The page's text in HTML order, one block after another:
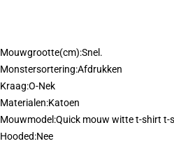
Mouwgrootte(cm):Snel.
Monstersortering:Afdrukken
Kraag:O-Nek
Materialen:Katoen
Mouwmodel:Quick mouw witte t-shirt
Hooded:Nee